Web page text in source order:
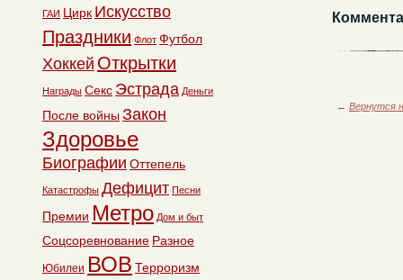
← Вернутся
ГАИ Цирк Искусство
Праздники Флот Футбол
Хоккей Открытки
Награды Секс Эстрада Деньги
После войны Закон
Здоровье
Биографии Оттепель
Катастрофы Дефицит Песни
Премии Метро Дом и быт
Соцсоревнование Разное
Юбилеи ВОВ Терроризм